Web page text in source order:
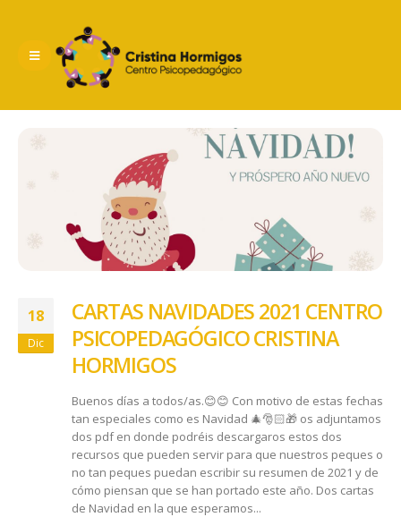
18
Dic
CARTAS NAVIDADES 2021 CENTRO
PSICOPEDAGÓGICO CRISTINA
HORMIGOS
Buenos días a todos/as.😊😊 Con motivo de estas fechas
tan especiales como es Navidad 🎄🎅🏻🎁 os adjuntamos
dos pdf en donde podréis descargaros estos dos
recursos que pueden servir para que nuestros peques o
no tan peques puedan escribir su resumen de 2021 y de
cómo piensan que se han portado este año. Dos cartas
de Navidad en la que esperamos...